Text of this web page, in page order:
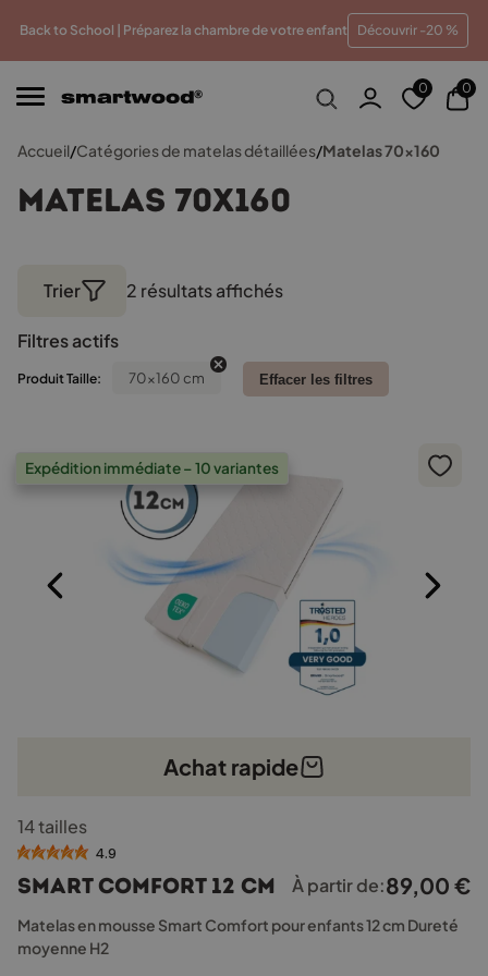
Back to School | Préparez la chambre de votre enfant Découvrir -20 %
meilleur prix Paiements en plusieurs fois sans frais
0 0
Accueil/Catégories de matelas détaillées/Matelas 70x160
Matelas 70x160
Trier 2 résultats affichés
Filtres actifs
Produit Taille: 70x160 cm Effacer les filtres
Expédition immédiate – 10 variantes
Achat rapide
produit
a
plusieurs
variations.
Les
options
14 tailles
4.9
Smart Comfort 12 cm À partir de:89,00 €
Matelas en mousse Smart Comfort pour enfants 12 cm Dureté
moyenne H2